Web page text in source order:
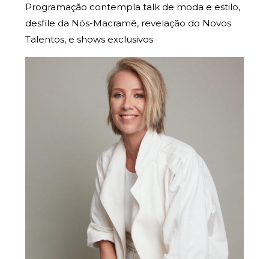
Programação contempla talk de moda e estilo,
desfile da Nós-Macramê, revelação do Novos
Talentos, e shows exclusivos